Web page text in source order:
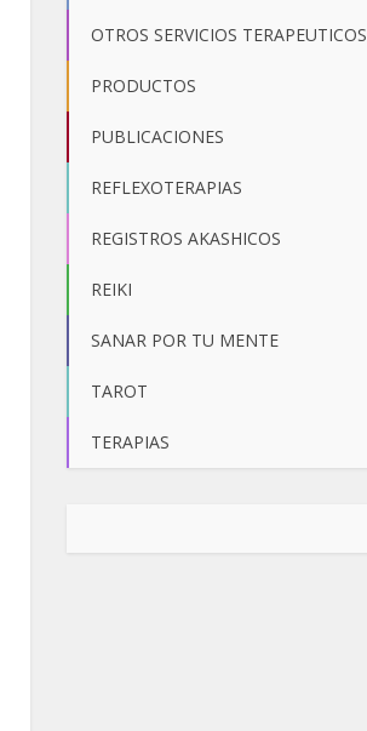
OTROS SERVICIOS TERAPEUTICOS
PRODUCTOS
PUBLICACIONES
REFLEXOTERAPIAS
REGISTROS AKASHICOS
REIKI
SANAR POR TU MENTE
TAROT
TERAPIAS